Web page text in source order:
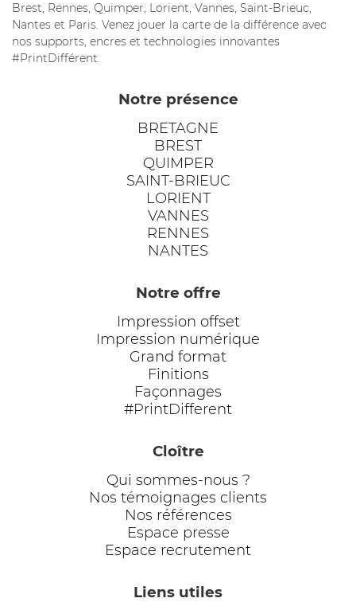
Brest, Rennes, Quimper, Lorient, Vannes, Saint-Brieuc,
Nantes et Paris. Venez jouer la carte de la différence avec
nos supports, encres et technologies innovantes
#PrintDifférent.
Notre présence
BRETAGNE
BREST
QUIMPER
SAINT-BRIEUC
LORIENT
VANNES
RENNES
NANTES
Notre offre
Impression offset
Impression numérique
Grand format
Finitions
Façonnages
#PrintDifferent
Cloître
Qui sommes-nous ?
Nos témoignages clients
Nos références
Espace presse
Espace recrutement
Liens utiles